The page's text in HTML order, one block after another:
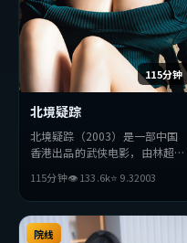
115分钟
北境疑踪
北境疑踪（2003）是一部中国
香港出品的武侠电影，由林超贤
主演。影片在叙事与视听上力求
突破，探讨人性与抉择，节奏张
弛有度，适合喜欢该类型的观众
完整观看。
115分钟👁133.6k⭐ 9.32003
院线